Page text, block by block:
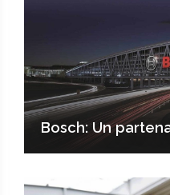
Bosch: Un